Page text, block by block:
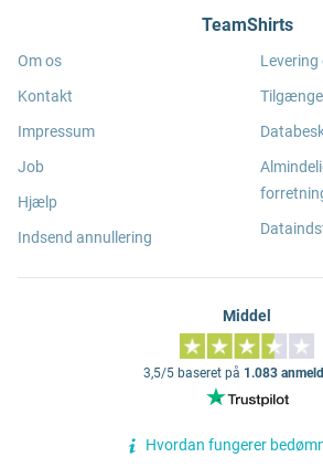
TeamShirts
Om os
Kontakt
Impressum
Job
Hjælp
Indsend annullering
Middel
3,5/5 baseret på 1.083
Hvordan fungerer